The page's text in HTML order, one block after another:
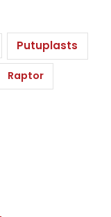
Putuplasts
Raptor